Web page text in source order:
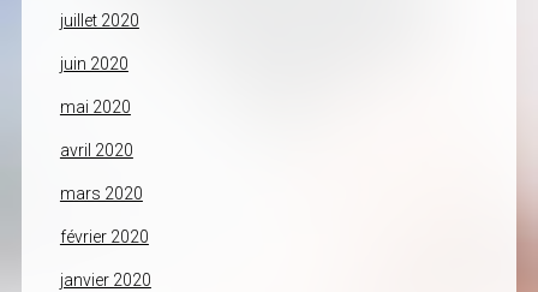
juillet 2020
juin 2020
mai 2020
avril 2020
mars 2020
février 2020
janvier 2020